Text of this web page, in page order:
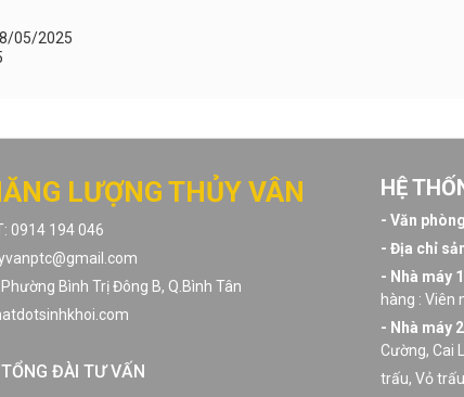
05/2025
LƯỢNG THỦY VÂN
0914 194 046
Bình Trị Đông B, Q.Bình Tân
TỔNG ĐÀI TƯ VẤN
HỆ
- Văn
- Địa chỉ
- Nhà máy
hàng : Viên
- Nhà máy
Cường, Cai
trấu, Vỏ